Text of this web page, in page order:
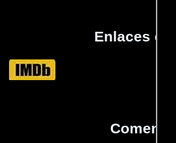
Enlaces